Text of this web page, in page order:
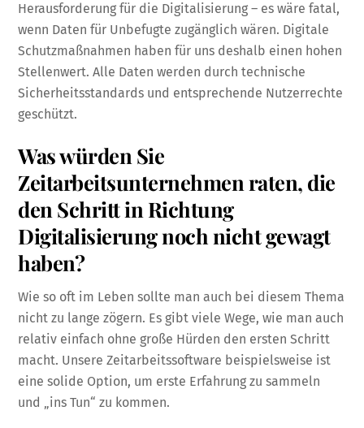
Herausforderung für die Digitalisierung – es wäre fatal,
wenn Daten für Unbefugte zugänglich wären. Digitale
Schutzmaßnahmen haben für uns deshalb einen hohen
Stellenwert. Alle Daten werden durch technische
Sicherheitsstandards und entsprechende Nutzerrechte
geschützt.
Was würden Sie
Zeitarbeitsunternehmen raten, die
den Schritt in Richtung
Digitalisierung noch nicht gewagt
haben?
Wie so oft im Leben sollte man auch bei diesem Thema
nicht zu lange zögern. Es gibt viele Wege, wie man auch
relativ einfach ohne große Hürden den ersten Schritt
macht. Unsere Zeitarbeitssoftware beispielsweise ist
eine solide Option, um erste Erfahrung zu sammeln
und „ins Tun“ zu kommen.